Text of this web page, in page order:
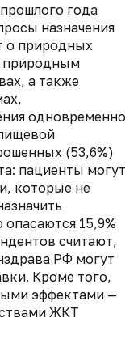
года
назначения
о природных
природным
а также
одновременно
(53,6%)
пациенты могут
которые не
15,9%
считают,
РФ могут
Кроме того,
эффектами —
ЖКТ